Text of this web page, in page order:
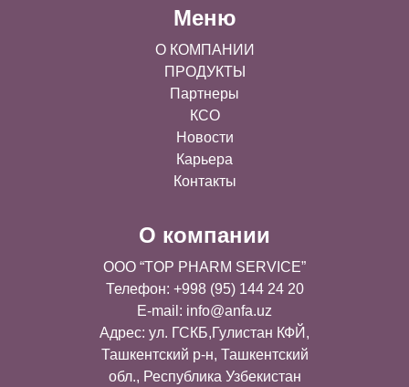
Меню
О КОМПАНИИ
ПРОДУКТЫ
Партнеры
КСО
Новости
Карьера
Контакты
О компании
OOO “TOP PHARM SERVICE”
Телефон: +998 (95) 144 24 20
E-mail: info@anfa.uz
Адрес: ул. ГСКБ,Гулистан КФЙ,
Ташкентский р-н, Ташкентский
обл., Республика Узбекистан